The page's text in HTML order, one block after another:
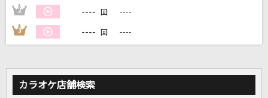
2 ---- 回 ----
3 ---- 回 ----
カラオケ店舗検索